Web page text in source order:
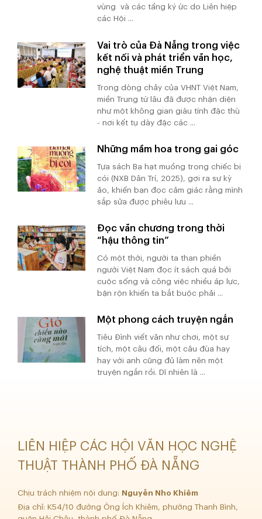
vùng và các tầng ký ức do Liên hiệp
các Hội ...
Vai trò của Đà Nẵng trong việc
kết nối và phát triển văn học,
nghệ thuật miền Trung
Trong dòng chảy của VHNT Việt Nam,
miền Trung từ lâu đã được nhận diện
như một không gian giàu tính đặc thù
- nơi kết tụ dày đặc các ...
Những mầm hoa trong gai góc
Tựa sách Ba hạt muồng trong chiếc bị
cói (NXB Dân Trí, 2025), gợi ra sự kỳ
ảo, khiến bạn đọc cảm giác rằng mình
sắp sửa được phiêu lưu ...
Đọc văn chương trong thời
“hậu thông tin”
Có một thời, người ta than phiền
người Việt Nam đọc ít sách quá bởi
cuộc sống và công việc nhiều áp lực,
bận rộn khiến ta bắt buộc phải ...
Một phong cách truyện ngắn
Tiêu Đình viết văn như chơi, một sự
tích, một câu đối, một câu đùa hay
hay với anh cũng đủ làm nên một
truyện ngắn rồi. Dĩ nhiên là ...
LIÊN HIỆP CÁC HỘI VĂN HỌC NGHỆ
THUẬT THÀNH PHỐ ĐÀ NẴNG
Chịu trách nhiệm nội dung:
Nguyễn Nho Khiêm
Địa chỉ: K54/10 đường Ông Ích Khiêm, phường Thanh Bình,